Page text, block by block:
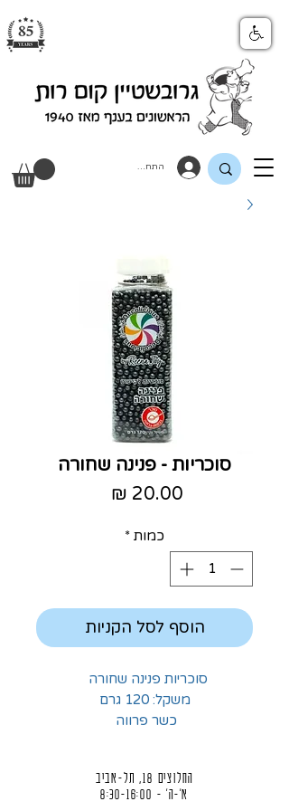
התחבר
סוכריות - פנינה שחורה
כמות *
הוסף לסל הקניות
סוכריות פנינה שחורה
משקל: 120 גרם
כשר פרווה
החלוצים 18, תל-אביב
א'-ה' - 8:30-16:00